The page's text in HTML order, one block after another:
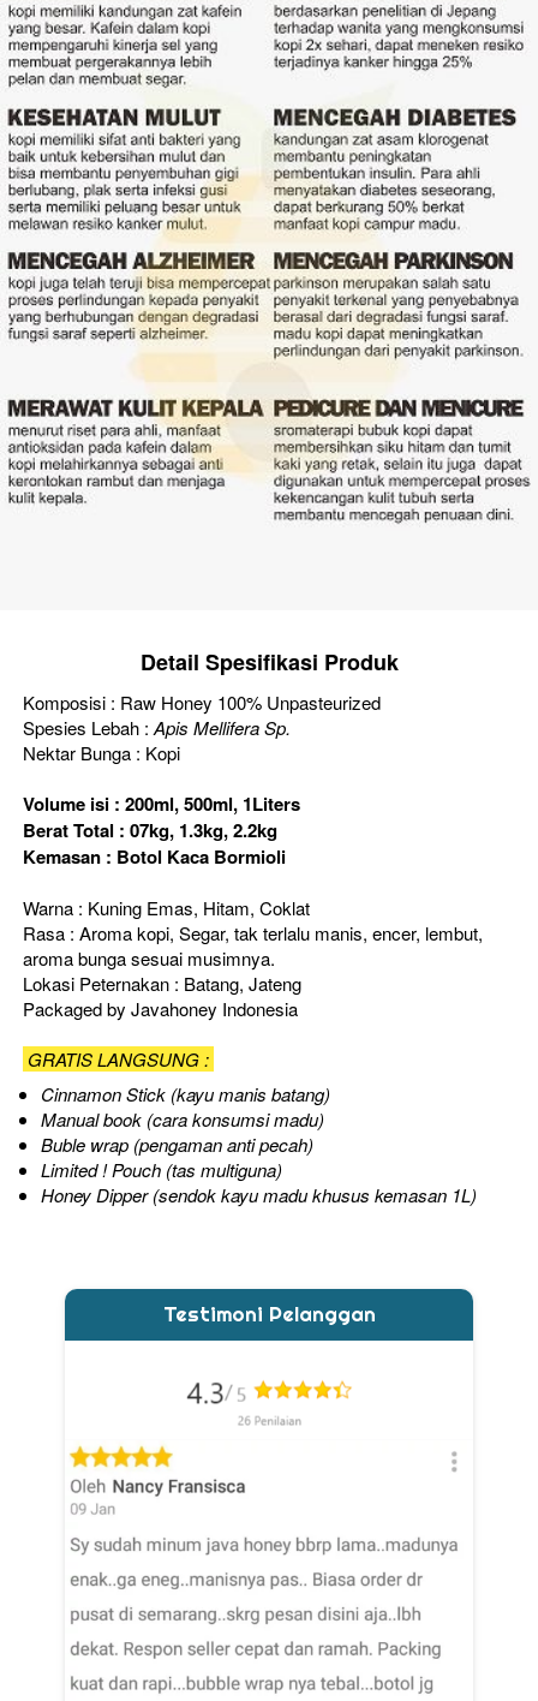
Detail Spesifikasi Produk
Komposisi : Raw Honey 100% Unpasteurized
Spesies Lebah : Apis Mellifera Sp.
Nektar Bunga : Kopi
Volume isi : 200ml, 500ml, 1Liters
Berat Total : 07kg, 1.3kg, 2.2kg
Kemasan : Botol Kaca Bormioli
Warna : Kuning Emas, Hitam, Coklat
Rasa : Aroma kopi, Segar, tak terlalu manis, encer, lembut,
aroma bunga sesuai musimnya.
Lokasi Peternakan : Batang, Jateng
Packaged by Javahoney Indonesia
GRATIS LANGSUNG :
Cinnamon Stick (kayu manis batang)
Manual book (cara konsumsi madu)
Buble wrap (pengaman anti pecah)
Limited ! Pouch (tas multiguna)
Honey Dipper (sendok kayu madu khusus kemasan 1L)
Testimoni Pelanggan